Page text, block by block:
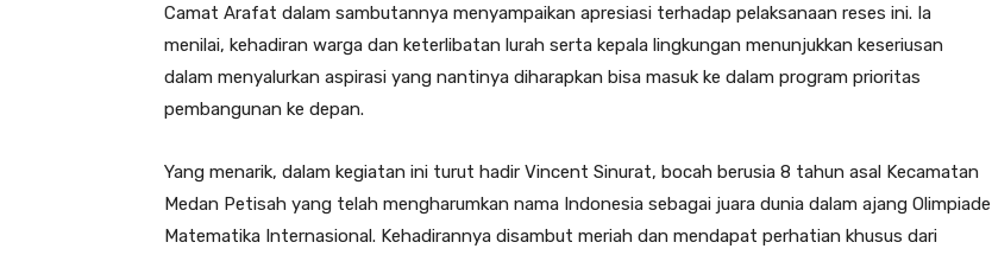
Camat Arafat dalam sambutannya menyampaikan apresiasi terhadap pelaksanaan reses ini. Ia
menilai, kehadiran warga dan keterlibatan lurah serta kepala lingkungan menunjukkan keseriusan
dalam menyalurkan aspirasi yang nantinya diharapkan bisa masuk ke dalam program prioritas
pembangunan ke depan.
Yang menarik, dalam kegiatan ini turut hadir Vincent Sinurat, bocah berusia 8 tahun asal Kecamatan
Medan Petisah yang telah mengharumkan nama Indonesia sebagai juara dunia dalam ajang Olimpiade
Matematika Internasional. Kehadirannya disambut meriah dan mendapat perhatian khusus dari